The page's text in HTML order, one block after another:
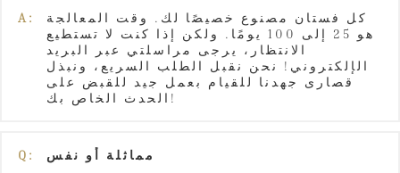
A:
كل فستان مصنوع خصيصًا لك. وقت المعالجة
هو 25 إلى 100 يومًا. ولكن إذا كنت لا تستطيع
الانتظار، يرجى مراسلتي عبر البريد
الإلكتروني! نحن نقبل الطلب السريع، ونبذل
قصارى جهدنا للقيام بعمل جيد للقبض على
الحدث الخاص بك!
Q: